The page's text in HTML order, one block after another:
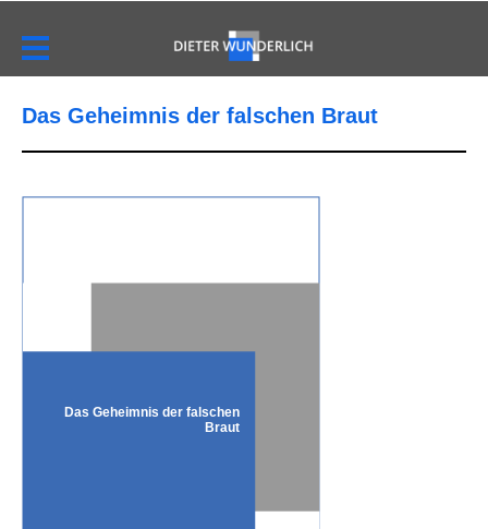
Das Geheimnis der falschen Braut
Das Geheimnis der falschen
Braut